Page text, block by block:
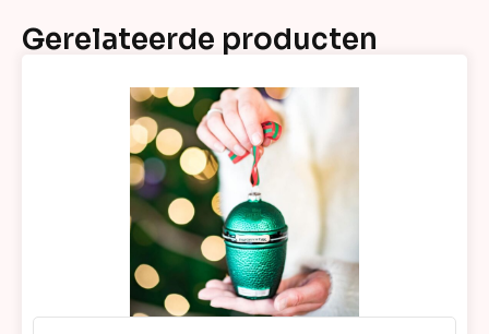
Gerelateerde producten